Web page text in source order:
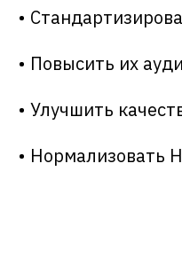
•
• Повысить их
• Улучшить
• Нормализовать